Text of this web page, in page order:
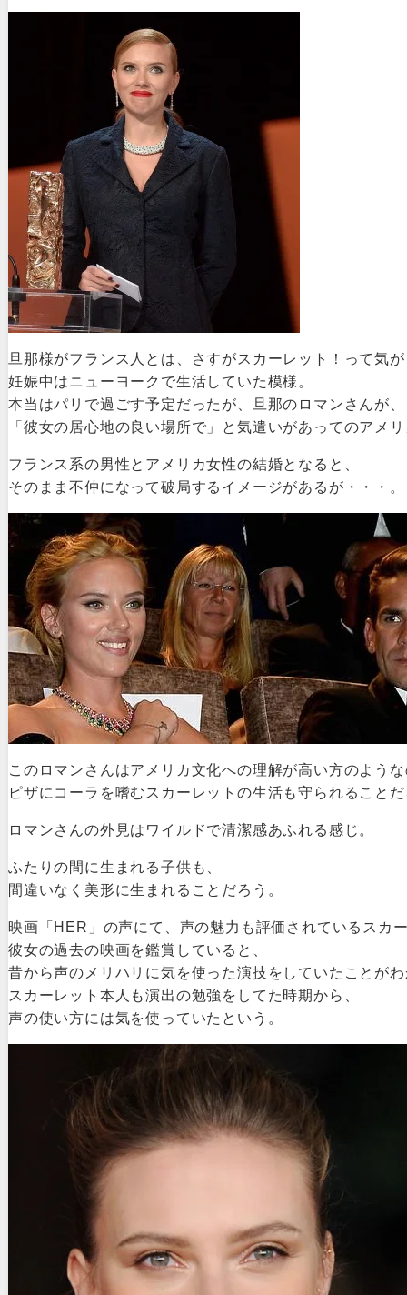
旦那様がフランス人とは、さすがスカーレット！って気
妊娠中はニューヨークで生活していた模様。
本当はパリで過ごす予定だったが、旦那のロマンさんが、
「彼女の居心地の良い場所で」と気遣いがあってのアメ
フランス系の男性とアメリカ女性の結婚となると、
そのまま不仲になって破局するイメージがあるが・・・。
このロマンさんはアメリカ文化への理解が高い方のよう
ピザにコーラを嗜むスカーレットの生活も守られること
ロマンさんの外見はワイルドで清潔感あふれる感じ。
ふたりの間に生まれる子供も、
間違いなく美形に生まれることだろう。
映画「HER」の声にて、声の魅力も評価されているスカ
彼女の過去の映画を鑑賞していると、
昔から声のメリハリに気を使った演技をしていたことが
スカーレット本人も演出の勉強をしてた時期から、
声の使い方には気を使っていたという。